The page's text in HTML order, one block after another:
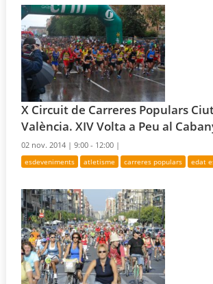
X Circuit de Carreres Populars
València. XIV Volta a Peu al
02 nov. 2014 |9:00 - 12:00 |
esdeveniments atletisme carreres populars edat